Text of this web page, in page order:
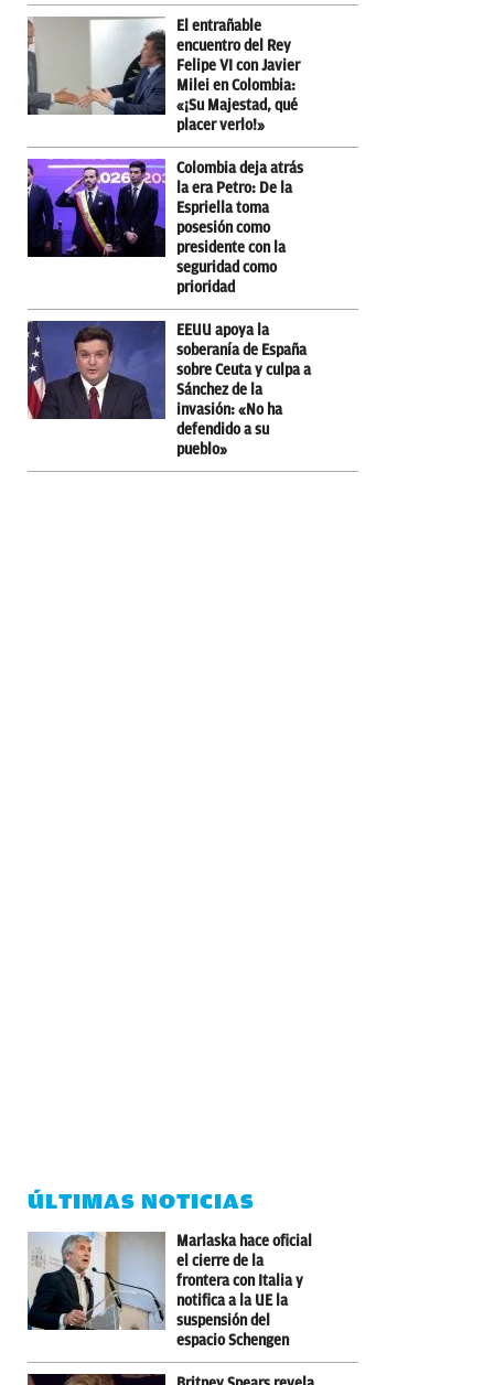
El entrañable
encuentro del Rey
Felipe VI con Javier
Milei en Colombia:
«¡Su Majestad, qué
placer verlo!»
Colombia deja atrás
la era Petro: De la
Espriella toma
posesión como
presidente con la
seguridad como
prioridad
EEUU apoya la
soberanía de España
sobre Ceuta y culpa a
Sánchez de la
invasión: «No ha
defendido a su
pueblo»
ÚLTIMAS NOTICIAS
Marlaska hace oficial
el cierre de la
frontera con Italia y
notifica a la UE la
suspensión del
espacio Schengen